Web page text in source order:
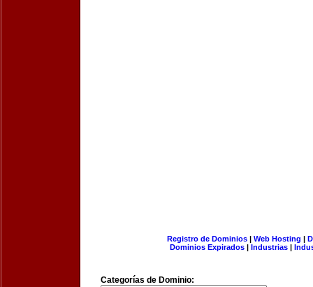
Registro de Dominios| Web Hosting |
Dominios Expirados | Industrias |
Categorías de Dominio: